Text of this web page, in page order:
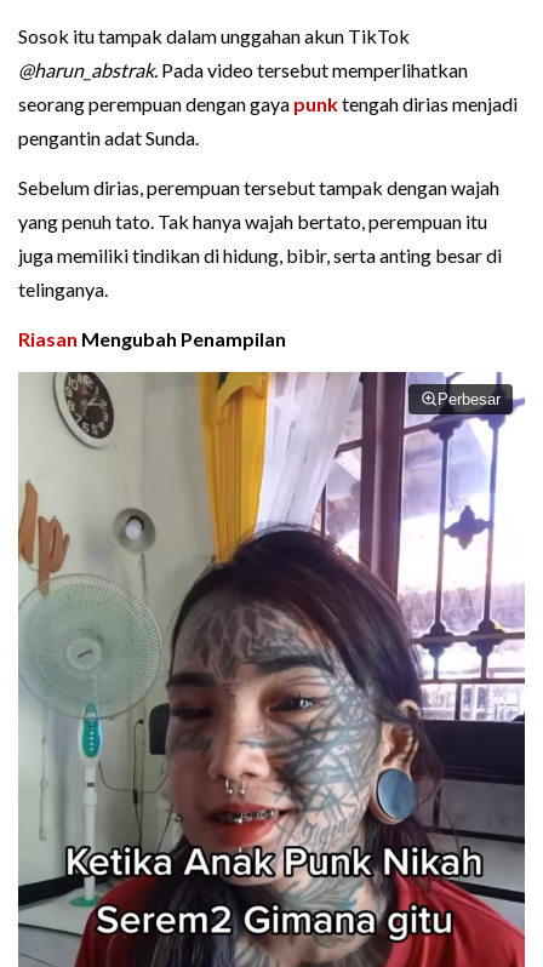
Sosok itu tampak dalam unggahan akun TikTok
@harun_abstrak. Pada video tersebut memperlihatkan
seorang perempuan dengan gaya punktengah dirias menjadi
pengantin adat Sunda.
Sebelum dirias, perempuan tersebut tampak dengan wajah
yang penuh tato. Tak hanya wajah bertato, perempuan itu
juga memiliki tindikan di hidung, bibir, serta anting besar di
telinganya.
Riasan Mengubah Penampilan
Perbesar